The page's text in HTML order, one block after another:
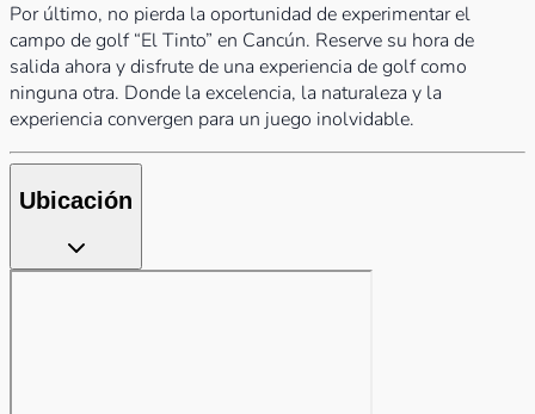
Por último, no pierda la oportunidad de experimentar el
campo de golf “El Tinto” en Cancún. Reserve su hora de
salida ahora y disfrute de una experiencia de golf como
ninguna otra. Donde la excelencia, la naturaleza y la
experiencia convergen para un juego inolvidable.
Ubicación